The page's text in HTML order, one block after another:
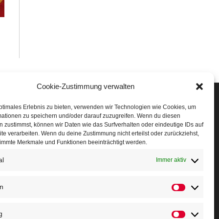
Cookie-Zustimmung verwalten
Erlebnis zu bieten, verwenden wir Technologien wie Cookies, um
zu speichern und/oder darauf zuzugreifen. Wenn du diesen
zustimmst, können wir Daten wie das Surfverhalten oder eindeutige IDs auf
verarbeiten. Wenn du deine Zustimmung nicht erteilst oder zurückziehst,
Merkmale und Funktionen beeinträchtigt werden.
Immer aktiv
Statistiken
Run
Crosslauf